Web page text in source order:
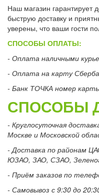
Наш магазин гарантирует
быструю доставку и
уверены, что ваши гости
СПОСОБЫ ОПЛАТЫ:
- Оплата наличными
- Оплата на карту
- Банк ТОЧКА номер
СПОСОБЫ
- Круглосуточная
Москве и Московской
- Доставка по районам
ЮЗАО, ЗАО, СЗАО,
- Приём заказов по
- Самовывоз с 9:30 до